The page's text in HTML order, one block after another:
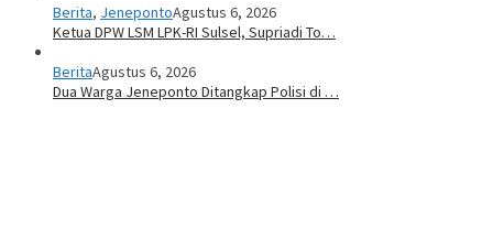
Berita, JenepontoAgustus 6, 2026
Ketua DPW LSM LPK-RI Sulsel, Supriadi To…
BeritaAgustus 6, 2026
Dua Warga Jeneponto Ditangkap Polisi di …